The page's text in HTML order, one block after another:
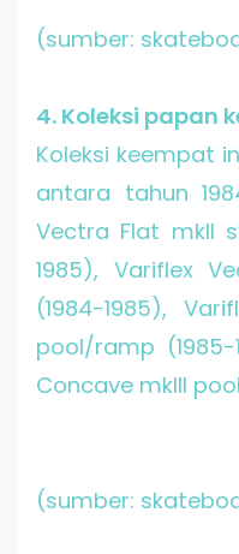
(sumber:
4. Koleksi papan
Koleksi keempat
antara tahun
Vectra Flat mkII
1985), Variflex
(1984-1985),
pool/ramp (1985-
Concave mkIII
(sumber: